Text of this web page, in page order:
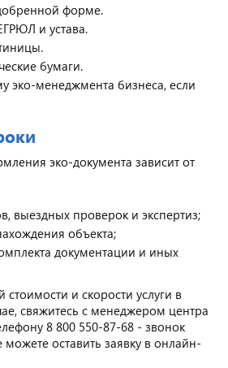
форме.
и устава.
бумаги.
эко-менеджмента бизнеса, если
эко-документа зависит от
выездных проверок и экспертиз;
объекта;
документации и иных
и скорости услуги в
свяжитесь с менеджером центра
8 800 550-87-68 - звонок
оставить заявку в онлайн-